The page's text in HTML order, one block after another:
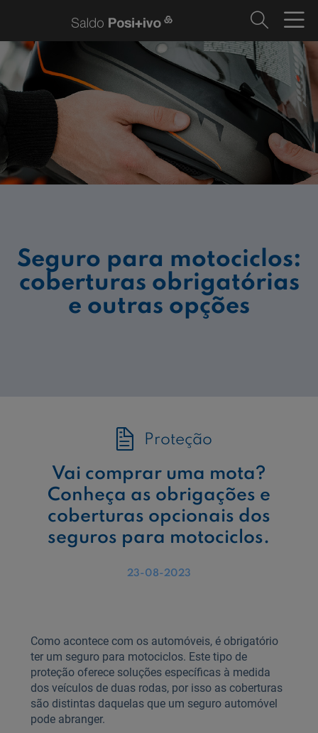
Seguro para motociclos:
coberturas obrigatórias
e outras opções
Proteção
Vai comprar uma mota?
Conheça as obrigações e
coberturas opcionais dos
seguros para motociclos.
23-08-2023
Como acontece com os automóveis, é obrigatório
ter um seguro para motociclos. Este tipo de
proteção oferece soluções específicas à medida
dos veículos de duas rodas, por isso as coberturas
são distintas daquelas que um seguro automóvel
pode abranger.